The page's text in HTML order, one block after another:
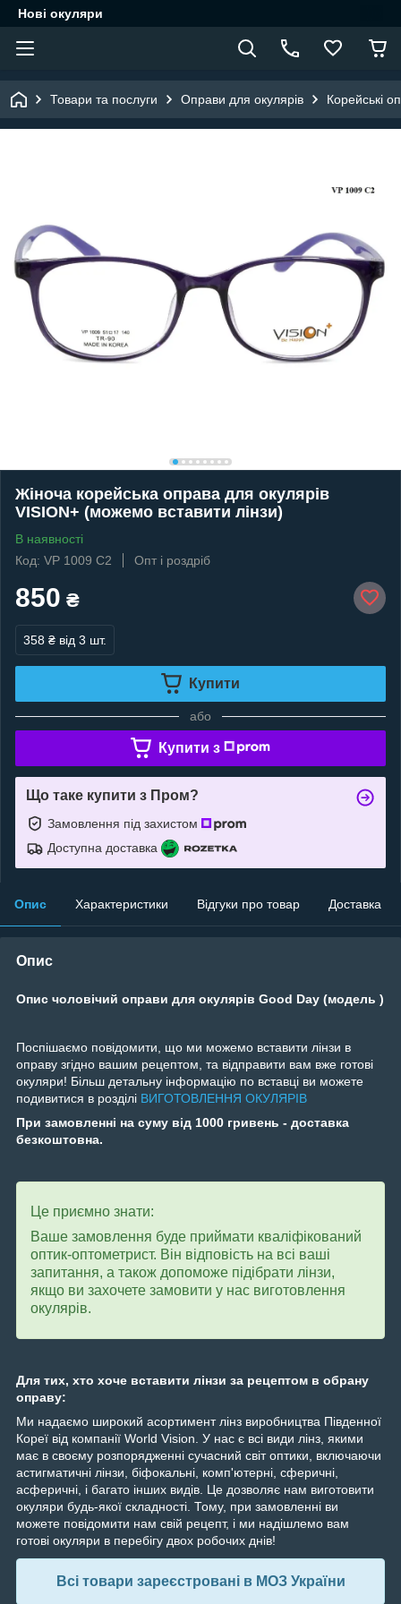
Нові окуляри
Товари та послуги Оправи для окулярів Корейські
Жіноча корейська оправа для окулярів
VISION+ (можемо вставити лінзи)
В наявності
Код: VP 1009 C2
Опт і роздріб
850 ₴
358 ₴ від 3 шт.
Купити
або
Купити з
Що таке купити з Пром?
Замовлення під захистом
Доступна доставка
Опис Характеристики Відгуки про товар Доставка
Опис
Опис чоловічий оправи для окулярів Good Day (модель )
Поспішаємо повідомити, що ми можемо вставити лінзи в
оправу згідно вашим рецептом, та відправити вам вже готові
окуляри! Більш детальну інформацію по вставці ви можете
подивитися в розділі ВИГОТОВЛЕННЯ ОКУЛЯРІВ
При замовленні на суму від 1000 гривень - доставка
безкоштовна.
Це приємно знати:
Ваше замовлення буде приймати кваліфікований
оптик-оптометрист. Він відповість на всі ваші
запитання, а також допоможе підібрати лінзи,
якщо ви захочете замовити у нас виготовлення
окулярів.
Для тих, хто хоче вставити лінзи за рецептом в обрану
оправу:
Ми надаємо широкий асортимент лінз виробництва Південної
Кореї від компанії World Vision. У нас є всі види лінз, якими
має в своєму розпорядженні сучасний світ оптики, включаючи
астигматичні лінзи, біфокальні, комп'ютерні, сферичні,
асферичні, і багато інших видів. Це дозволяє нам виготовити
окуляри будь-якої складності. Тому, при замовленні ви
можете повідомити нам свій рецепт, і ми надішлемо вам
готові окуляри в перебігу двох робочих днів!
Всі товари зареєстровані в МОЗ України